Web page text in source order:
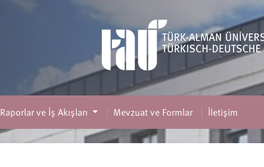
Raporlar ve İş Akışları Mevzuat ve Formlar İletişim